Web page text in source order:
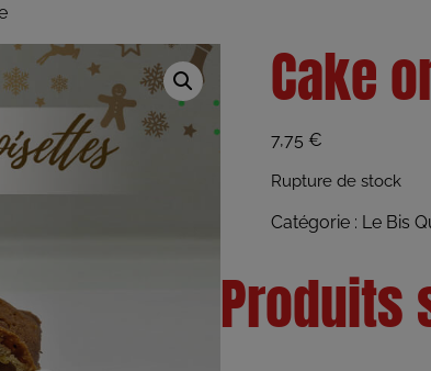
Cake
7,75 €
Rupture de stock
Catégorie : Le Bis
Produits